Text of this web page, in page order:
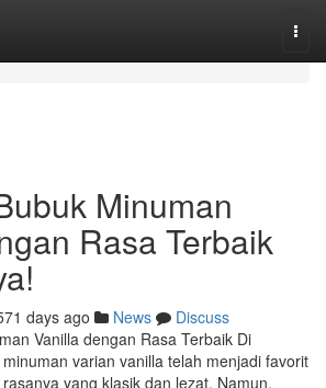
Minuman
Rasa Terbaik
days ago News
Discuss
Vanilla dengan Rasa Terbaik Di
varian vanilla telah menjadi favorit
yang klasik dan lezat. Namun,